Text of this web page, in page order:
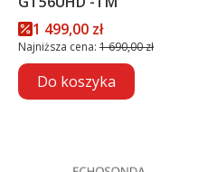
Cena promocyjna
1 499,00 zł
Najniższa cena: 1 690,00 zł
Do koszyka